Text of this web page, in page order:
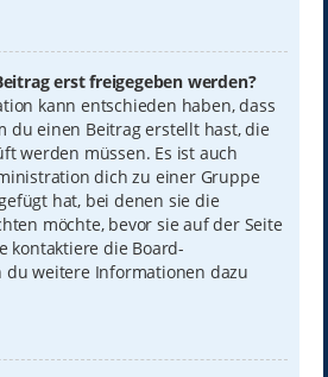
erst freigegeben werden?
kann entschieden haben, dass
du einen Beitrag erstellt hast, die
werden müssen. Es ist auch
dich zu einer Gruppe
hat, bei denen sie die
möchte, bevor sie auf der Seite
kontaktiere die Board-
weitere Informationen dazu